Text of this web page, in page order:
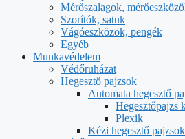
Mérőszalagok,
Szorítók, satuk
Vágóeszközök, pengék
Egyéb
Munkavédelem
Védőruházat
Hegesztő pajzsok
Automata hegesztő
Hegesztőpajzs
Plexik
Kézi hegesztő pajzsok